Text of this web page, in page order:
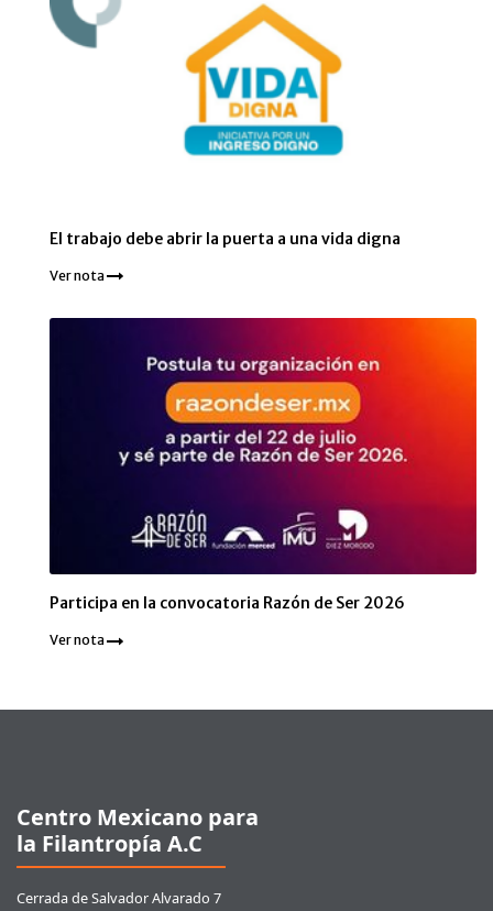
El trabajo debe abrir la puerta a una vida digna
Ver nota
Participa en la convocatoria Razón de Ser 2026
Ver nota
Centro Mexicano para
la Filantropía A.C
Cerrada de Salvador Alvarado 7